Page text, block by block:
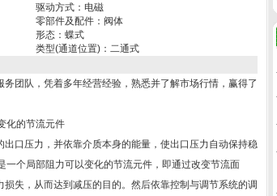
驱动方式：电磁
零部件及配件：阀体
形态：蝶式
类型(通道位置)：二通式
团队，凭着多年经营经验，熟悉并了解市场行情，赢得了
化的节流元件
口压力，并依靠介质本身的能量，使出口压力自动保持稳
一个局部阻力可以变化的节流元件，即通过改变节流面
失，从而达到减压的目的。然后依靠控制与调节系统的调